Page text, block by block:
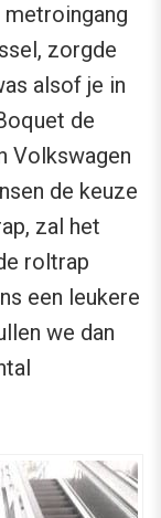
zorgde
alsof je in
de
Volkswagen
de keuze
zal het
roltrap
een leukere
we dan